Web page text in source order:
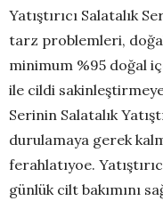
Yatıştırıcı Salatalık
tarz problemleri,
minimum %95 doğal
ile cildi
Serinin Salatalık
durulamaya gerek
ferahlatıyoe.
günlük cilt bakımını